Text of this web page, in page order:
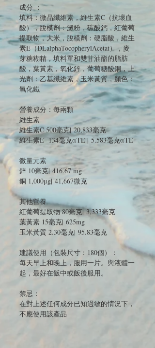
成分 ：
填料：微晶纖維素，維生素C（抗壞血
酸），脫模劑：澱粉，碳酸鈣，紅葡萄
提取物，大米，脫模劑：硬脂酸，維生
素E（DLalphaTocopherylAcetat），麥
芽糖糊精，填料單和雙甘油酯的脂肪
酸，葉黃素，氧化鋅，葡萄糖酸銅，上
光劑：乙基纖維素，玉米黃質，顏色：
氧化鐵
營養成分：每兩顆
維生素
維生素C 500毫克| 20,833毫克
維生素E 134毫克αTE | 5.583毫克αTE
微量元素
鋅 10毫克| 416.67 mg
銅 1,000μg| 41,667微克
其他營養
紅葡萄提取物 80毫克| 3,333毫克
葉黃素 15毫克| 625mg
玉米黃質 2.30毫克| 95.83毫克
建議使用（包裝尺寸：180個）：
每天早上和晚上，服用一片。與液體一
起，最好在飯中或飯後服用。
禁忌：
在對上述任何成分已知過敏的情況下，
不應使用該產品